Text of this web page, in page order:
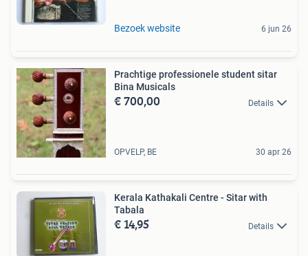
Bezoek website 6 jun 26
Prachtige professionele student sitar
Bina Musicals
€ 700,00 Details
OPVELP, BE 30 apr 26
Kerala Kathakali Centre - Sitar with
Tabala
€ 14,95 Details